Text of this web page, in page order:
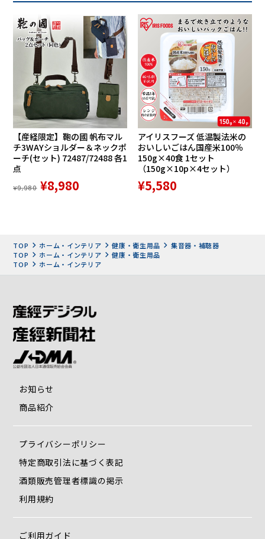
【産経限定】鞄の國 帆布マル
チ3WAYショルダー＆ネックポ
ーチ(セット) 72487/72488 各1
点
¥9,980 ¥8,980
アイリスフーズ 低温製法米の
おいしいごはん国産米100％
150g×40食 1セット
（150g×10p×4セット）
¥5,580
TOP ホーム・インテリア 健康・衛生用品
集音器・補聴器
TOP
ホーム・インテリア
健康・衛生用品
TOP
ホーム・インテリア
お知らせ
商品紹介
プライバシーポリシー
特定商取引法に基づく表記
酒類販売管理者標識の掲示
利用規約
ご利用ガイド